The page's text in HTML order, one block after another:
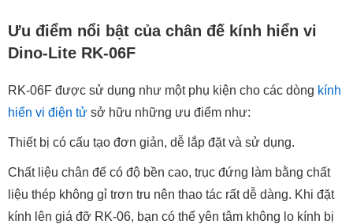
Ưu điểm nổi bật của chân đế kính hiển vi
Dino-Lite RK-06F
RK-06F được sử dụng như một phụ kiện cho các dòng kính
hiển vi điện tử sở hữu những ưu điểm như:
Thiết bị có cấu tạo đơn giản, dễ lắp đặt và sử dụng.
Chất liệu chân đế có độ bền cao, trục đứng làm bằng chất
liệu thép không gỉ trơn tru nên thao tác rất dễ dàng. Khi đặt
kính lên giá đỡ RK-06, bạn có thể yên tâm không lo kính bị